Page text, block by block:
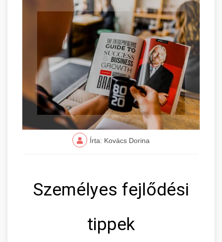
Írta: Kovács Dorina
Személyes fejlődési
tippek